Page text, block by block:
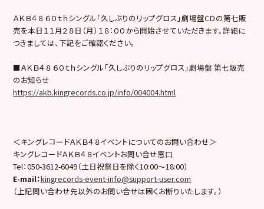
ＡＫＢ４８ ６０ｔｈシングル「久しぶりのリップグロス」劇場盤CＤの第七販
売を本日１１月２８日（月）１８：００から開始させていただきます。詳細に
つきましては、下記をご確認ください。
■ＡＫＢ４８ ６０ｔｈシングル「久しぶりのリップグロス」劇場盤 第七販売
のお知らせ
https://akb.kingrecords.co.jp/info/004004.html
＜キングレコードＡＫＢ４８イベントについてのお問い合わせ＞
キングレコードＡＫＢ４８イベントお問い合せ窓口
Tel：050-3612-6049（土日祝祭日を除く10:00〜18:00）
E-mail：kingrecords-event-info@support-user.com
（上記問い合わせ先以外のお問い合せは固くお断りいたします。）